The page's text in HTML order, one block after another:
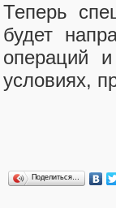
Теперь
будет
операций и
условиях,
Поделиться…